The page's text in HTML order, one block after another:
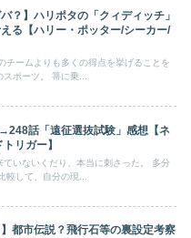
？】ハリポタの「クィディッチ」
る【ハリー・ポッター/シーカー/
チームよりも多くの得点を挙げることを
ポーツ。 箒に乗...
話「遠征選抜試験」感想【ネ
リガー】
いないくだり、本当に刺さった。 多分
較して、自分の現...
】都市伝説？飛行石等の裏設定考察